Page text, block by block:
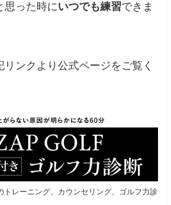
思った時にいつでも練習できま
ンクより公式ページをご覧く
レーニング、カウンセリング、ゴルフ力診